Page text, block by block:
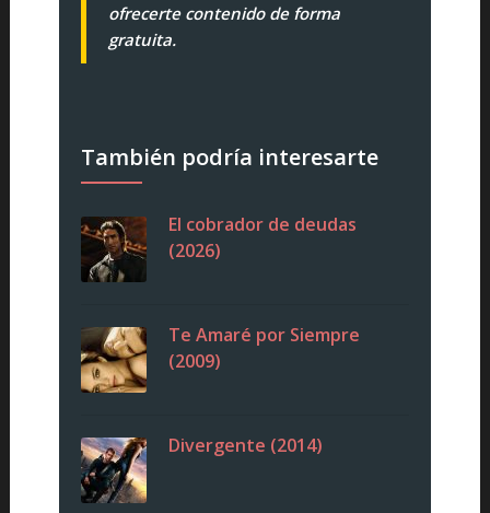
ofrecerte contenido de forma
gratuita.
También podría interesarte
El cobrador de deudas
(2026)
Te Amaré por Siempre
(2009)
Divergente (2014)